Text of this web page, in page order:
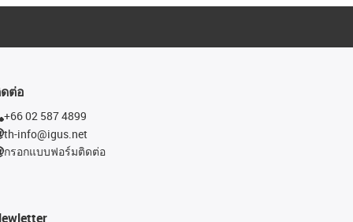
ต่อ
+66 02 587 4899
th-info@igus.net
กรอกแบบฟอร์มติดต่อ